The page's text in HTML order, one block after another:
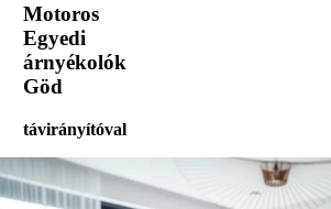
Motoros
Egyedi
árnyékolók
Göd
távirányítóval